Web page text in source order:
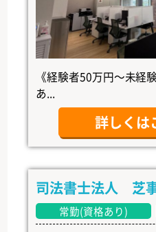
《経験者50万円～未経
あ...
詳しくは
司法書士法人 芝
常勤(資格あり)